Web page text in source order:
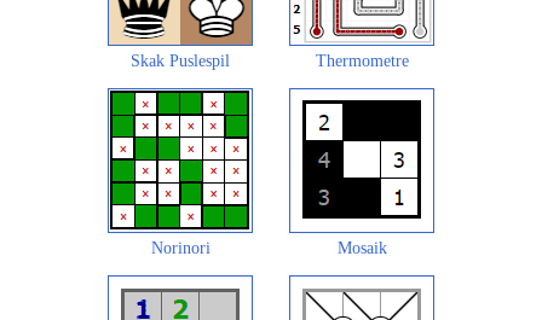
Skak Puslespil Thermometre
Norinori Mosaik